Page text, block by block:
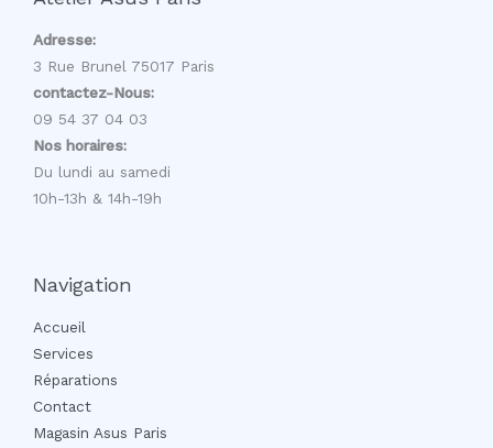
Adresse:
3 Rue Brunel 75017 Paris
contactez-Nous:
09 54 37 04 03
Nos horaires:
Du lundi au samedi
10h-13h & 14h-19h
Navigation
Accueil
Services
Réparations
Contact
Magasin Asus Paris